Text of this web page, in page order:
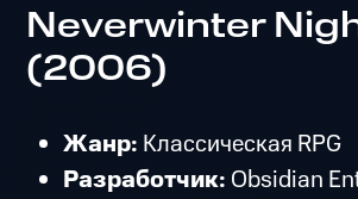
Neverwinter
(2006)
Жанр: Классическая RPG
Разработчик: Obsidian